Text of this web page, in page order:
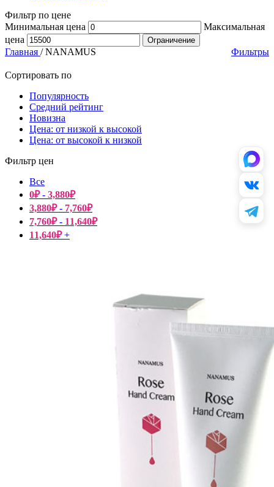
Фильтр по цене
Минимальная цена
Максимальная
цена
Ограничение
Главная / NANAMUS Фильтры
Сортировать по
Популярность
Средний рейтинг
Новизна
Цена: от низкой к высокой
Цена: от высокой к низкой
Фильтр цен
Все
0₽- 3,880₽
3,880₽- 7,760₽
7,760₽- 11,640₽
11,640₽+